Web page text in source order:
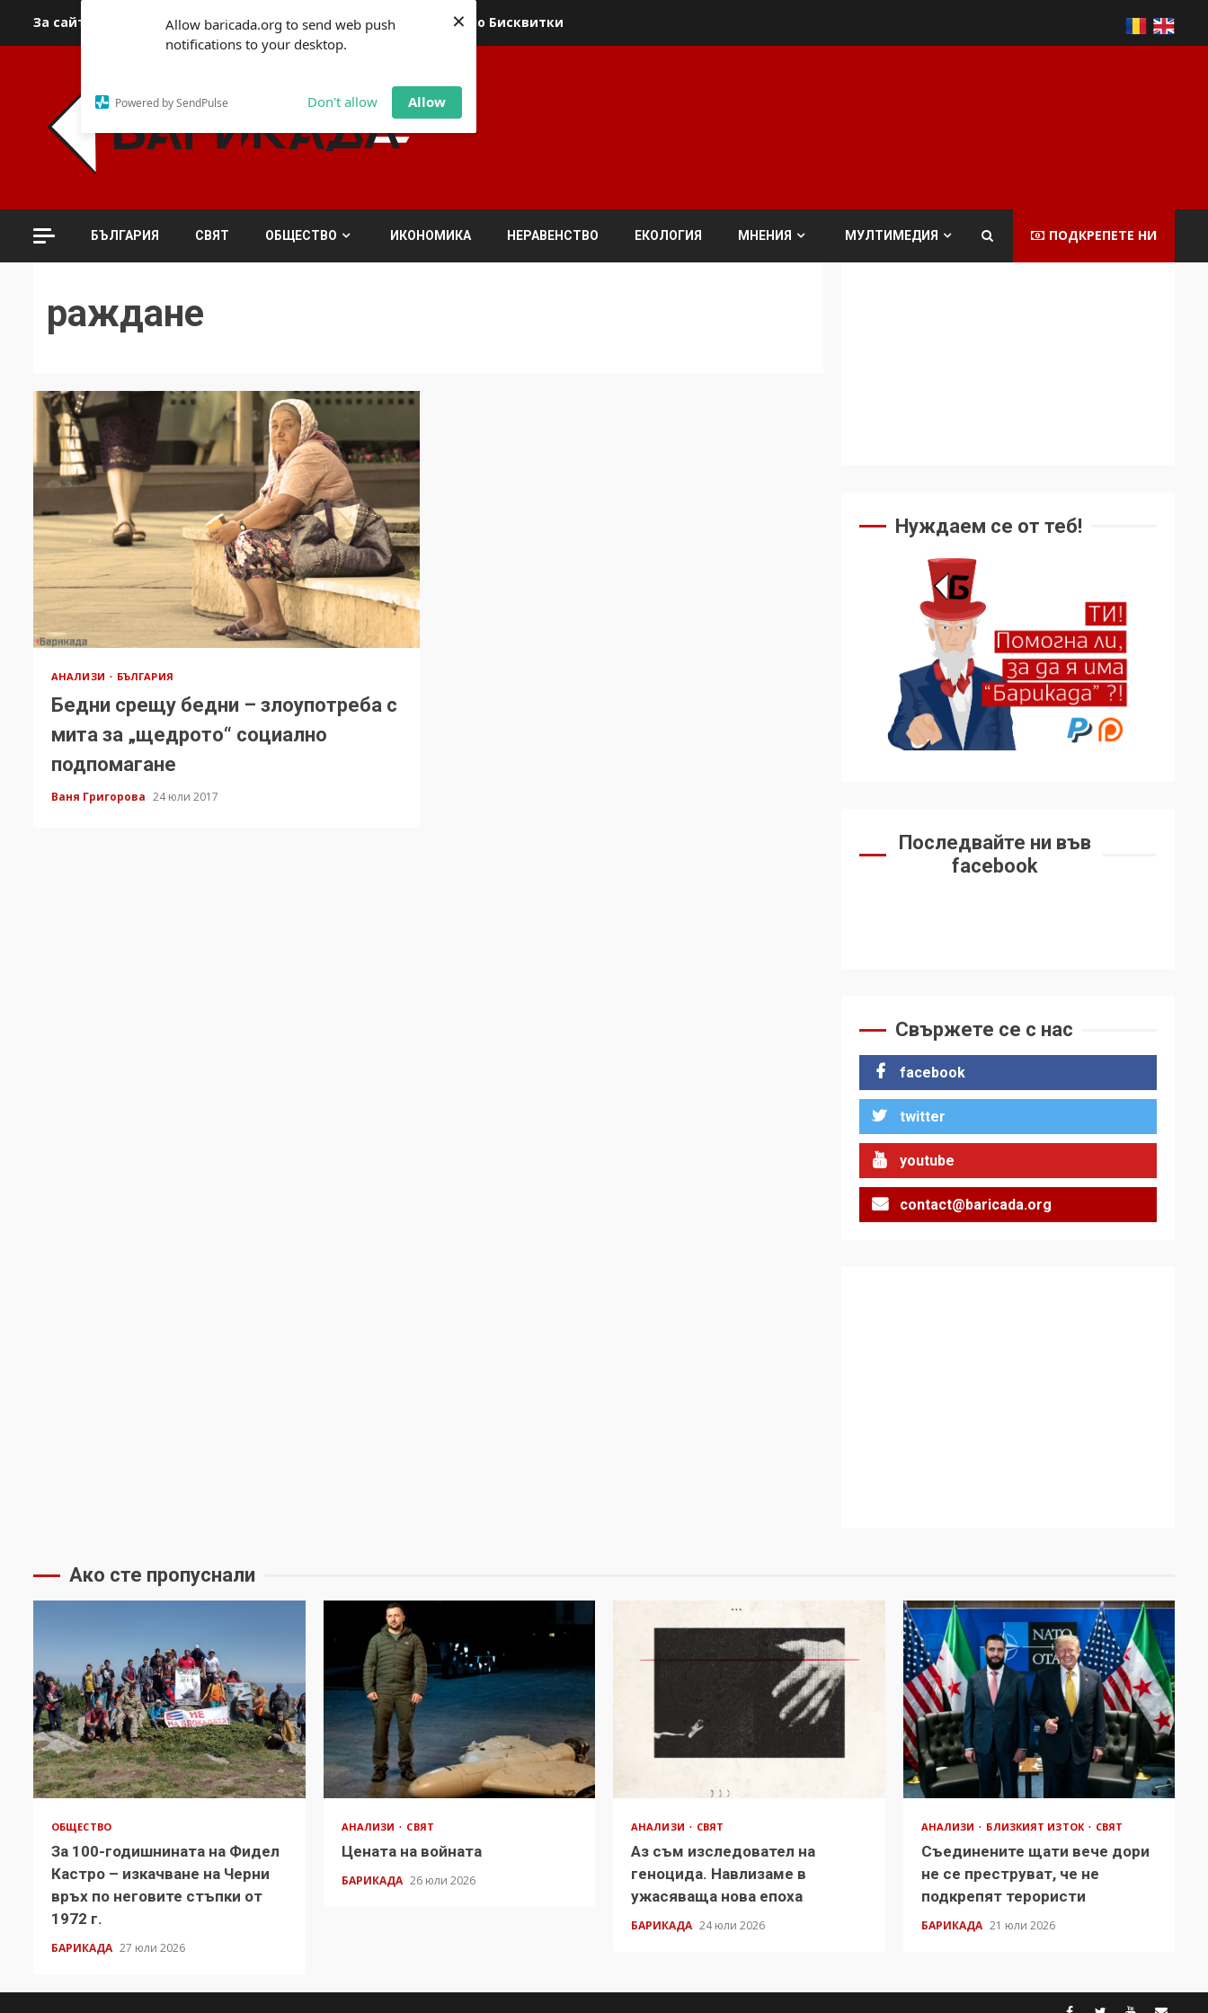
Allow baricada.org to send web push
notifications to your desktop.
Powered by SendPulse Don't allow Allow
×
За сайта За контакти За реклама Политика относно Бисквитки
БЪЛГАРИЯ СВЯТ ОБЩЕСТВО ИКОНОМИКА НЕРАВЕНСТВО ЕКОЛОГИЯ МНЕНИЯ МУЛТИМЕДИЯ ПОДКРЕПЕТЕ НИ
раждане
АНАЛИЗИ БЪЛГАРИЯ
Бедни срещу бедни – злоупотреба с
мита за „щедрото“ социално
подпомагане
Ваня Григорова 24 юли 2017
Нуждаем се от теб!
Последвайте ни във
facebook
Свържете се с нас
facebook
twitter
youtube
contact@baricada.org
Ако сте пропуснали
ОБЩЕСТВО
За 100-годишнината на Фидел
Кастро – изкачване на Черни
връх по неговите стъпки от
1972 г.
БАРИКАДА 27 юли 2026
АНАЛИЗИ СВЯТ
Цената на войната
БАРИКАДА 26 юли 2026
АНАЛИЗИ СВЯТ
Аз съм изследовател на
геноцида. Навлизаме в
ужасяваща нова епоха
БАРИКАДА 24 юли 2026
АНАЛИЗИ БЛИЗКИЯТ ИЗТОК СВЯТ
Съединените щати вече дори
не се преструват, че не
подкрепят терористи
БАРИКАДА 21 юли 2026